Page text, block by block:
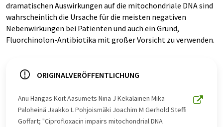
dramatischen Auswirkungen auf die mitochondriale DNA sind
wahrscheinlich die Ursache für die meisten negativen
Nebenwirkungen bei Patienten und auch ein Grund,
Fluorchinolon-Antibiotika mit großer Vorsicht zu verwenden.
ORIGINALVERÖFFENTLICHUNG
Anu Hangas Koit Aasumets Nina J Kekäläinen Mika
Paloheinä Jaakko L Pohjoismäki Joachim M Gerhold Steffi
Goffart; "Ciprofloxacin impairs mitochondrial DNA